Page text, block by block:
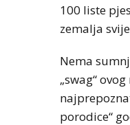
100 liste
zemalja
Nema
„swag“
porodice“